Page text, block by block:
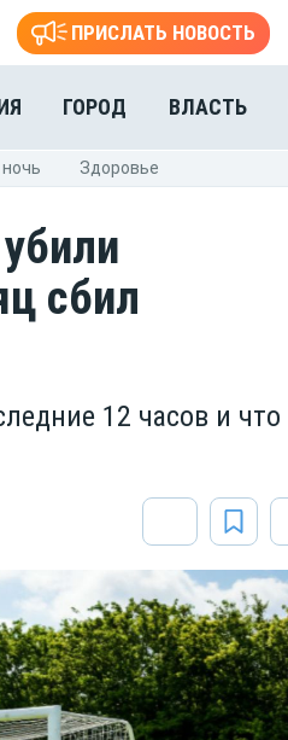
ПРИСЛАТЬ НОВОСТЬ
ГОРОД ВЛАСТЬ
ночь Здоровье
сбил
12 часов и что